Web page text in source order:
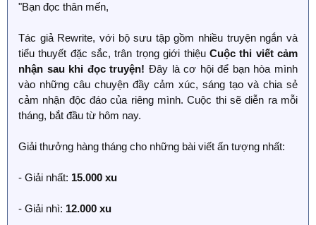
"Bạn đọc thân mến,
Tác giả Rewrite, với bộ sưu tập gồm nhiều truyện ngắn và
tiểu thuyết đặc sắc, trân trọng giới thiệu Cuộc thi viết cảm
nhận sau khi đọc truyện! Đây là cơ hội để bạn hòa mình
vào những câu chuyện đầy cảm xúc, sáng tạo và chia sẻ
cảm nhận độc đáo của riêng mình. Cuộc thi sẽ diễn ra mỗi
tháng, bắt đầu từ hôm nay.
Giải thưởng hàng tháng cho những bài viết ấn tượng nhất:
- Giải nhất: 15.000 xu
- Giải nhì: 12.000 xu